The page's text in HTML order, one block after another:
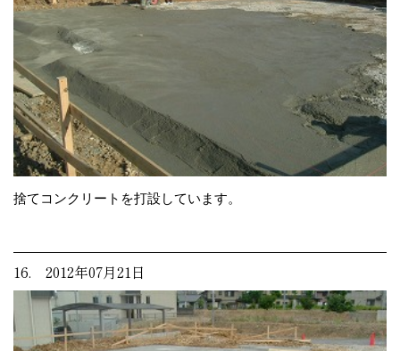
捨てコンクリートを打設しています。
16. 2012年07月21日